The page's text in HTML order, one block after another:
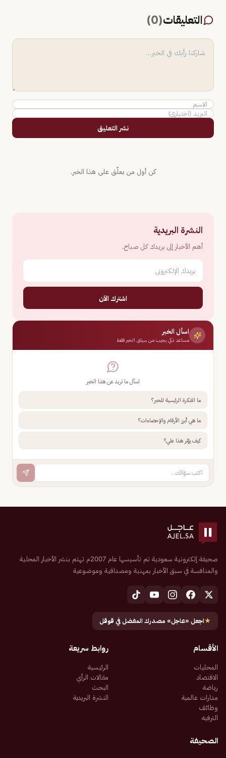
التعليقات(
0
)
نشر التعليق
كن أول من يعلّق على هذا الخبر.
النشرة البريدية
أهم الأخبار إلى بريدك كل صباح.
اشترك الآن
اسأل الخبر
مساعد ذكي يجيب من سياق الخبر فقط
اسأل ما تريد عن هذا الخبر
ما الفكرة الرئيسية للخبر؟
ما هي أبرز الأرقام والإحصاءات؟
كيف يؤثر هذا علي؟
صحيفة إلكترونية سعودية تم تأسيسها عام 2007م تهتم بنشر الأخبار المحلية
والمنافسة في سبق الأخبار بمهنية ومصداقية وموضوعية
★اجعل «عاجل» مصدرك المفضل في قوقل
الأقسام
المحليات
الاقتصاد
رياضة
مدارات عالمية
وظائف
الترفيه
روابط سريعة
الرئيسية
مقالات الرأي
البحث
النشرة البريدية
الصحيفة